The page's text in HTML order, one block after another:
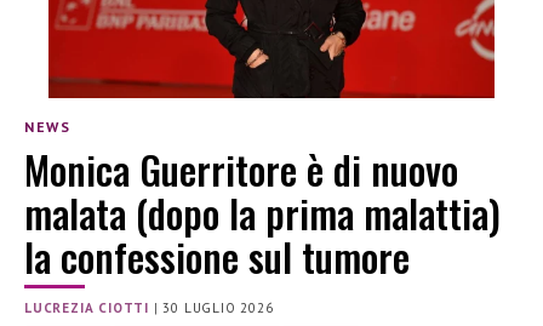
NEWS
Monica Guerritore è di nuovo
malata (dopo la prima malattia)
la confessione sul tumore
LUCREZIA CIOTTI |30 LUGLIO 2026